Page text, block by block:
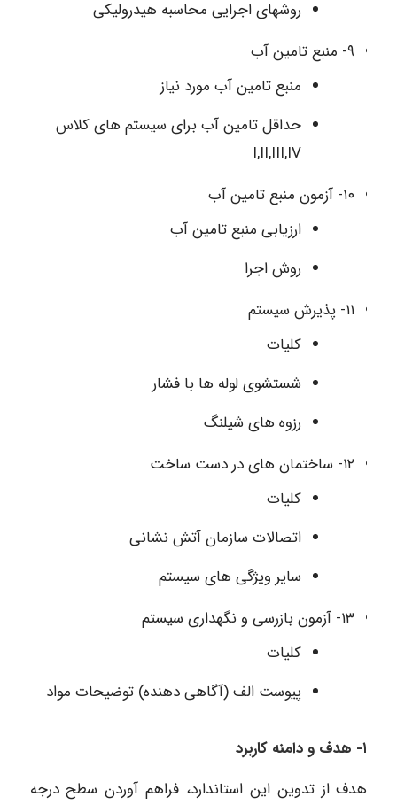
روشهای اجرایی محاسبه هیدرولیکی
۹- منبع تامین آب
منبع تامین آب مورد نیاز
حداقل تامین آب برای سیستم های کلاس
I,II,III,IV
۱۰- آزمون منبع تامین آب
ارزیابی منبع تامین آب
روش اجرا
۱۱- پذیرش سیستم
کلیات
شستشوی لوله ها با فشار
رزوه های شیلنگ
۱۲- ساختمان های در دست ساخت
کلیات
اتصالات سازمان آتش نشانی
سایر ویژگی های سیستم
۱۳- آزمون بازرسی و نگهداری سیستم
کلیات
پیوست الف (آگاهی دهنده) توضیحات مواد
۱- هدف و دامنه کاربرد
هدف از تدوین این استاندارد، فراهم آوردن سطح درجه